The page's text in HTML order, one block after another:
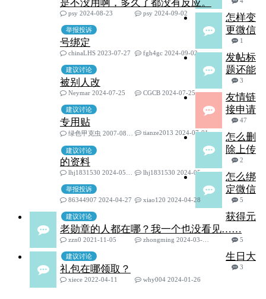
是不没用啊，多久了都没有反应。
psy 2024-08-23
psy 2024-09-02
举报投诉
怎样变
更微信
号绑定
1
chinaLHS 2023-07-27
fgh4gc 2024-09-02
建议讨论
发帖标
题还能
被别人改
3
Neymar 2024-07-25
CGCB 2024-07-25
建议讨论
友情链
接申请
专用贴
47
绿色甲克虫 2007-08-07
tianze2013 2024-07-01
建议讨论
怎么删
除上传
的资料
2
lhj1831530 2024-05-04
lhj1831530 2024-05-10
举报投诉
怎么绑
定微信
5
86344907 2024-04-27 xiao120 2024-04-28
建议讨论
获得元
老勋章的人都在哪？我一个也没看见……
5
zzn0 2021-11-05 zhongming 2024-03-18
建议讨论
生日大
礼包在哪领取？
3
xiece 2022-04-11
why004 2024-01-26